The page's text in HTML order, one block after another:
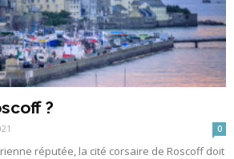
?
0
réputée, la cité corsaire de Roscoff doit